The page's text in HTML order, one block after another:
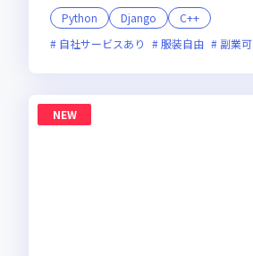
Python
Django
C++
自社サービスあり
服装自由 副業可
NEW